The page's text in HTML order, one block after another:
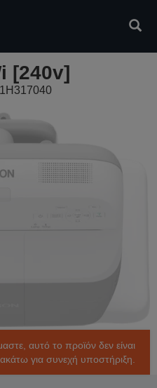
[240v]
αυτό το προϊόν δεν είναι
για συνεχή υποστήριξη.